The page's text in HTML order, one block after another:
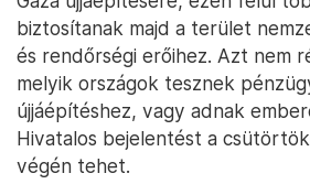
biztosítanak majd a terület
és rendőrségi erőihez. Azt nem
melyik országok tesznek
újjáépítéshez, vagy adnak
Hivatalos bejelentést a
végén tehet.